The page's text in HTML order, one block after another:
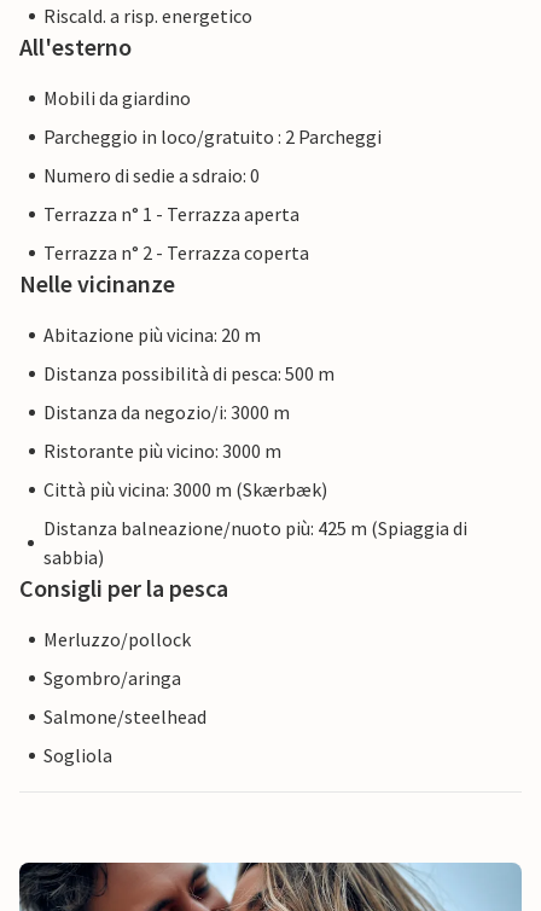
Riscald. a risp. energetico
All'esterno
Mobili da giardino
Parcheggio in loco/gratuito : 2 Parcheggi
Numero di sedie a sdraio: 0
Terrazza n° 1 - Terrazza aperta
Terrazza n° 2 - Terrazza coperta
Nelle vicinanze
Abitazione più vicina: 20 m
Distanza possibilità di pesca: 500 m
Distanza da negozio/i: 3000 m
Ristorante più vicino: 3000 m
Città più vicina: 3000 m (Skærbæk)
Distanza balneazione/nuoto più: 425 m (Spiaggia di
sabbia)
Consigli per la pesca
Merluzzo/pollock
Sgombro/aringa
Salmone/steelhead
Sogliola